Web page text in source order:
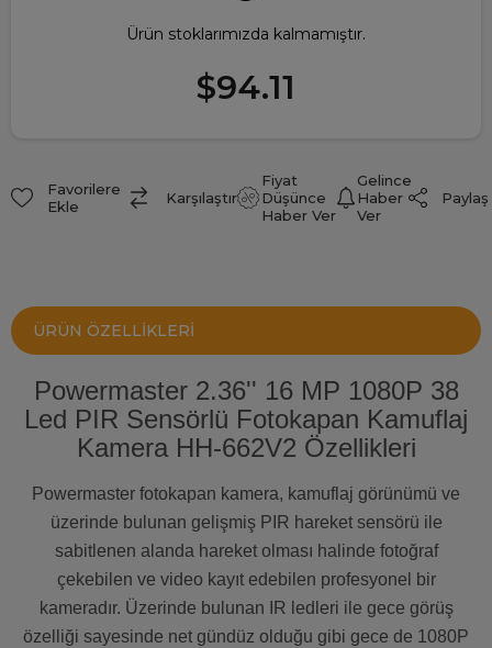
Ürün stoklarımızda kalmamıştır.
$94.11
Favorilere
Ekle
Karşılaştır
Fiyat
Düşünce
Haber Ver
Gelince
Haber
Ver
Paylaş
ÜRÜN ÖZELLIKLERI
Powermaster 2.36'' 16 MP 1080P 38
Led PIR Sensörlü Fotokapan Kamuflaj
Kamera HH-662V2 Özellikleri
Powermaster fotokapan kamera, kamuflaj görünümü ve
üzerinde bulunan gelişmiş PIR hareket sensörü ile
sabitlenen alanda hareket olması halinde fotoğraf
çekebilen ve video kayıt edebilen profesyonel bir
kameradır. Üzerinde bulunan IR ledleri ile gece görüş
özelliği sayesinde net gündüz olduğu gibi gece de 1080P